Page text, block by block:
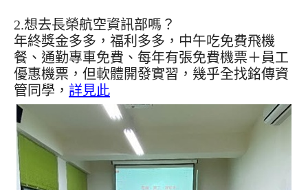
2.想去長榮航空資訊部嗎？
年終獎金多多，福利多多，中午吃免費飛機
餐、通勤專車免費、每年有張免費機票＋員工
優惠機票，但軟體開發實習，幾乎全找銘傳資
管同學， 詳見此